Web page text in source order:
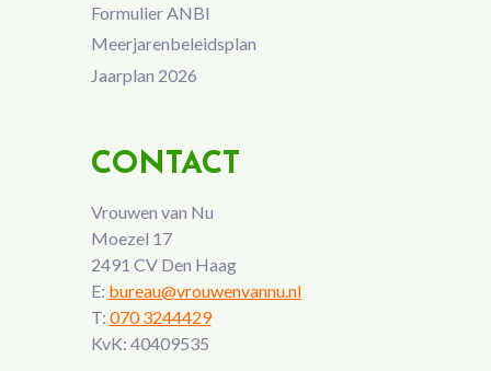
Formulier ANBI
Meerjarenbeleidsplan
Jaarplan 2026
CONTACT
Vrouwen van Nu
Moezel 17
2491 CV Den Haag
E: bureau@vrouwenvannu.nl
T: 070 3244429
KvK: 40409535